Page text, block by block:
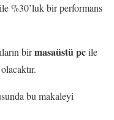
%30’luk bir performans
birmasaüstü pcile
bu makaleyi